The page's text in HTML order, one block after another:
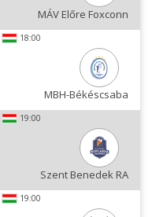
MÁV Előre Foxconn
18:00
MBH-Békéscsaba
19:00
Szent Benedek RA
19:00